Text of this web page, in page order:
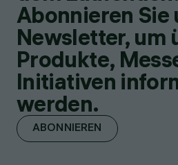
Abonnieren Sie
Newsletter, um
Produkte,
Initiativen
werden.
ABONNIEREN